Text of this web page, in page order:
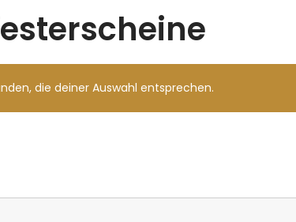
die deiner Auswahl entsprechen.